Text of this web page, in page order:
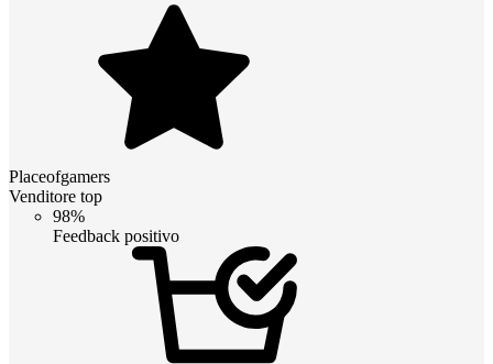
Placeofgamers
Venditore top
98%
Feedback positivo